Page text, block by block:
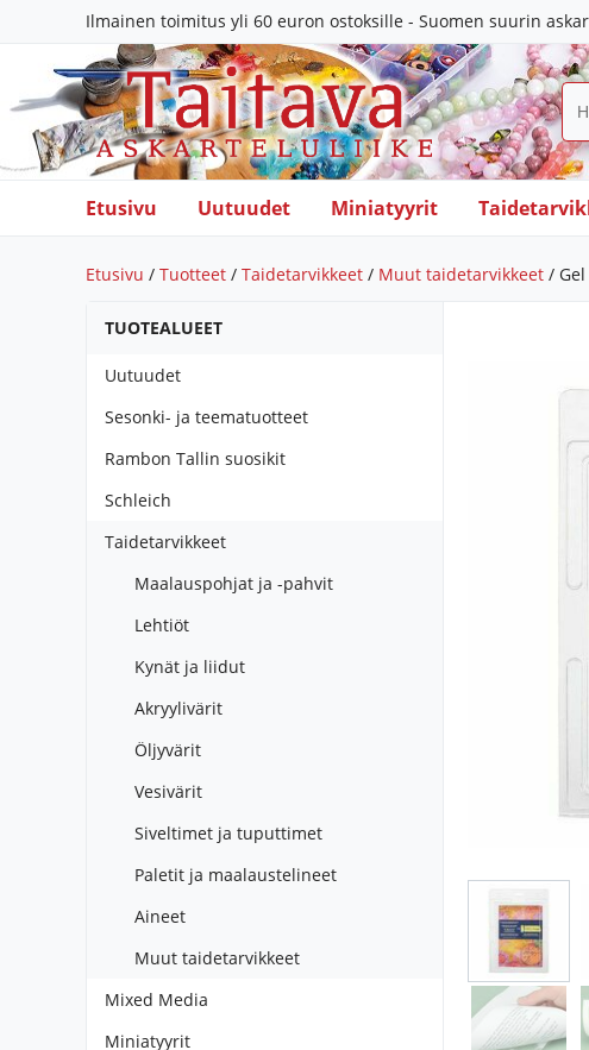
Ilmainen toimitus yli 60 euron ostoksille - Suomen suurin
Etusivu Uutuudet Miniatyyrit
Etusivu / Tuotteet / Taidetarvikkeet / Muut taidetarvikkeet /
TUOTEALUEET
Uutuudet
Sesonki- ja teematuotteet
Rambon Tallin suosikit
Schleich
Taidetarvikkeet
Maalauspohjat ja -pahvit
Lehtiöt
Kynät ja liidut
Akryylivärit
Öljyvärit
Vesivärit
Siveltimet ja tuputtimet
Paletit ja maalaustelineet
Aineet
Muut taidetarvikkeet
Mixed Media
Miniatyyrit